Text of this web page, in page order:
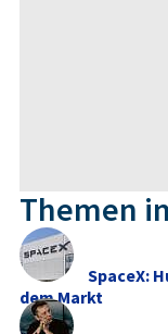
Themen
SpaceX:
dem Markt